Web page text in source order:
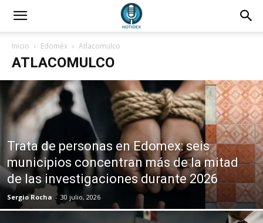
Inicio Edoméx Atlacomulco
ATLACOMULCO
Trata de personas en Edomex: seis
municipios concentran más de la mitad
de las investigaciones durante 2026
Sergio Rocha - 30 julio, 2026